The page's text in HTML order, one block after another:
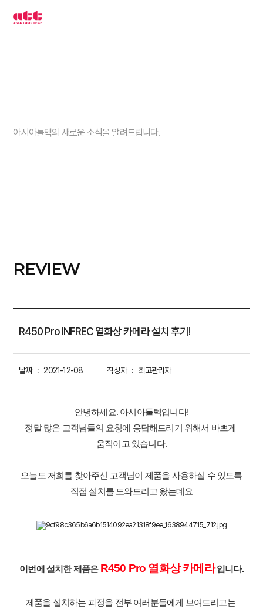
아시아툴텍의 새로운 소식을 알려드립니다.
REVIEW
R450 Pro INFREC 열화상 카메라 설치 후기!
날짜 : 2021-12-08 작성자 : 최고관리자
안녕하세요. 아시아툴텍입니다!
정말 많은 고객님들의 요청에 응답해드리기 위해서 바쁘게
움직이고 있습니다.
오늘도 저희를 찾아주신 고객님이 제품을 사용하실 수 있도록
직접 설치를 도와드리고 왔는데요
이번에 설치한 제품은 R450 Pro 열화상 카메라 입니다.
제품을 설치하는 과정을 전부 여러분들에게 보여드리고는